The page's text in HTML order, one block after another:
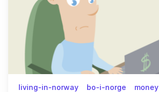
living-in-norway bo-i-norge money